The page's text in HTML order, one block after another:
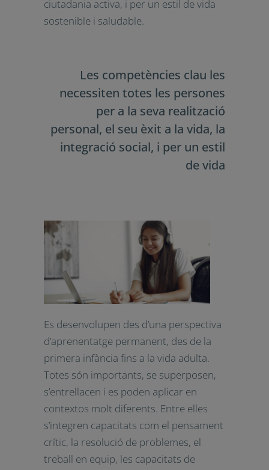
que totes les persones necessiten per
a la seva realització i
integració social i una ciutadania
activa, i per un estil de vida sostenible
Les competències clau les
personal, el seu èxit a la vida,
la integració social, i per un
estil de vida
Es desenvolupen des d’una
perspectiva d’aprenentatge
permanent, des de la primera infància
fins a la vida adulta. Totes són